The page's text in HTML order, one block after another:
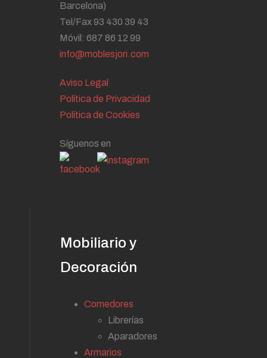
Barcelona)
Tel/Fax 93 430 39 43
Móvil: 687 86 12 99
info@moblesjori.com
Aviso Legal
Política de Privacidad
Política de Cookies
Síguenos en
Mobiliario y
Decoración
Comedores
Librerías
Aparadores
Armarios